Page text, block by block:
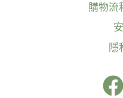
購物流
隱